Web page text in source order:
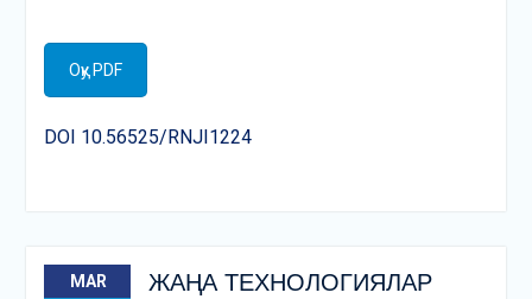
Оқу PDF
DOI 10.56525/RNJI1224
MAR
ЖАҢА ТЕХНОЛОГИЯЛАР